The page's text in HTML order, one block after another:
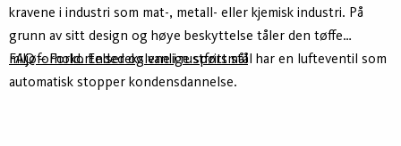
kravene i industri som mat-, metall- eller kjemisk industri. På
grunn av sitt design og høye beskyttelse tåler den tøffe
miljøforhold. Endedekslene i rustfritt stål har en lufteventil som
automatisk stopper kondensdannelse.
FAQ – Forkortelser og vanlige spørsmål